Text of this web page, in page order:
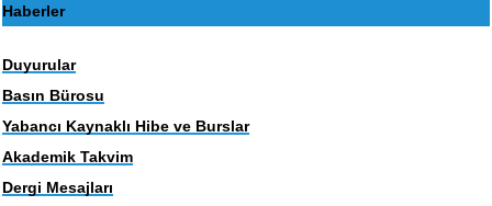
Haberler
Duyurular
Basın Bürosu
Yabancı Kaynaklı Hibe ve Burslar
Akademik Takvim
Dergi Mesajları